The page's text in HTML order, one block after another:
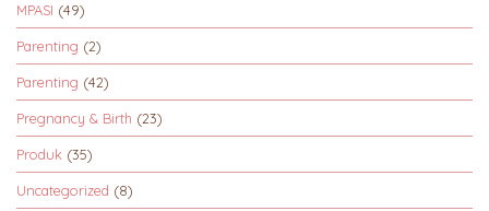
MPASI (49)
Parenting (2)
Parenting (42)
Pregnancy & Birth (23)
Produk (35)
Uncategorized (8)